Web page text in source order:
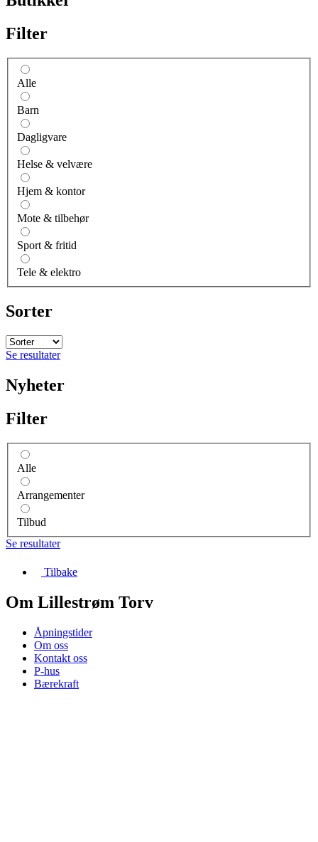
Filter
Alle
Barn
Dagligvare
Helse & velvære
Hjem & kontor
Mote & tilbehør
Sport & fritid
Tele & elektro
Sorter
Se resultater
Nyheter
Filter
Alle
Arrangementer
Tilbud
Se resultater
Tilbake
Om Lillestrøm Torv
Åpningstider
Om oss
Kontakt oss
P-hus
Bærekraft